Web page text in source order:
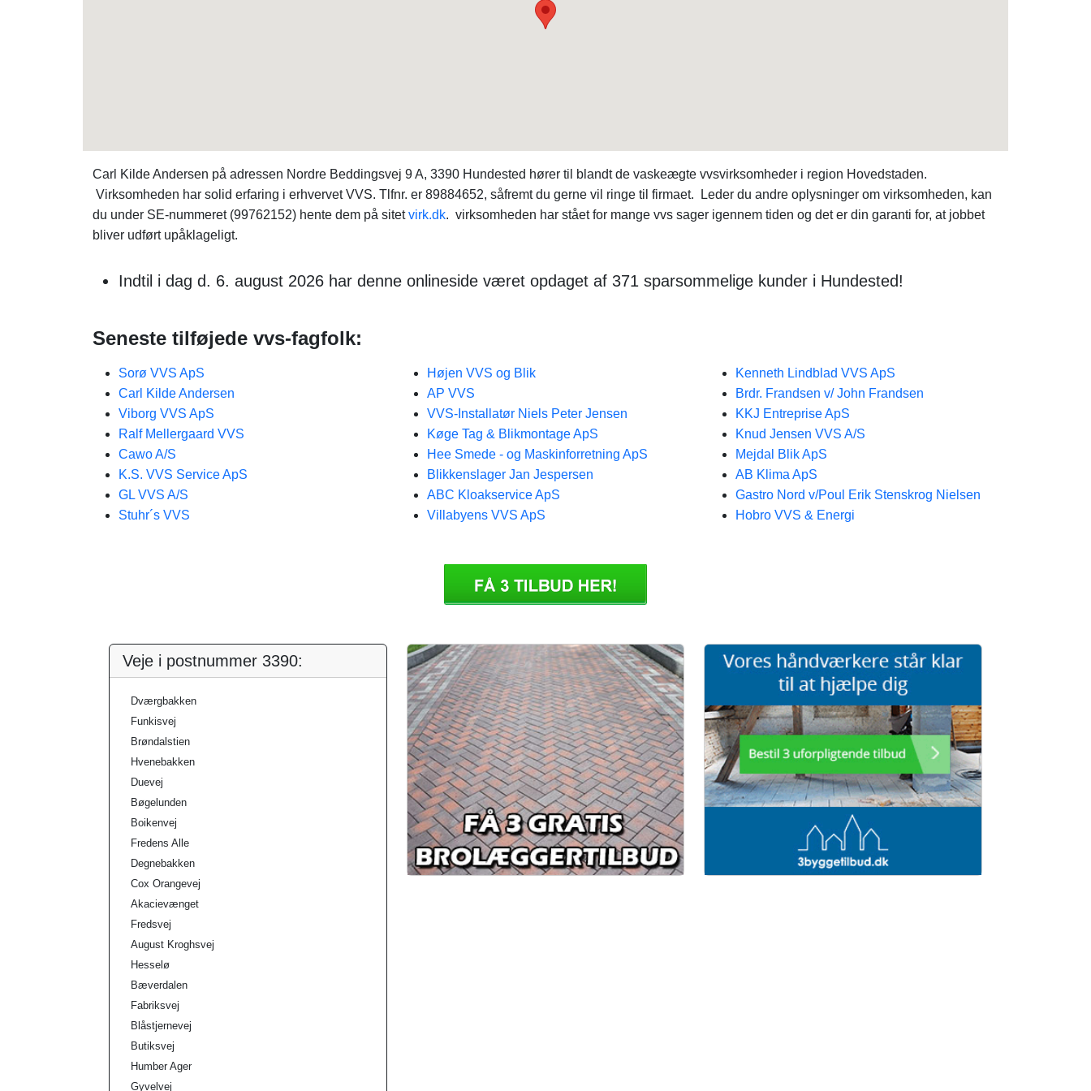
Carl Kilde Andersen på adressen Nordre Beddingsvej 9 A, 3390 Hundested hører til blandt de vaskeægte vvsvirksomheder i region Hovedstaden.
Virksomheden har solid erfaring i erhvervet VVS. Tlfnr. er 89884652, såfremt du gerne vil ringe til firmaet. Leder du andre oplysninger om virksomheden, kan
du under SE-nummeret (99762152) hente dem på sitetvirk.dk. virksomheden har stået for mange vvs sager igennem tiden og det er din garanti for, at jobbet
bliver udført upåklageligt.
Indtil i dag d. 6. august 2026 har denne onlineside været opdaget af 371 sparsommelige kunder i Hundested!
Seneste tilføjede vvs-fagfolk:
Sorø VVS ApS
Carl Kilde Andersen
Viborg VVS ApS
Ralf Mellergaard VVS
Cawo A/S
K.S. VVS Service ApS
GL VVS A/S
Stuhr´s VVS
Højen VVS og Blik
AP VVS
VVS-Installatør Niels Peter Jensen
Køge Tag & Blikmontage ApS
Hee Smede - og Maskinforretning ApS
Blikkenslager Jan Jespersen
ABC Kloakservice ApS
Villabyens VVS ApS
Kenneth Lindblad VVS ApS
Brdr. Frandsen v/ John Frandsen
KKJ Entreprise ApS
Knud Jensen VVS A/S
Mejdal Blik ApS
AB Klima ApS
Gastro Nord v/Poul Erik Stenskrog Nielsen
Hobro VVS & Energi
Veje i postnummer 3390:
Dværgbakken
Funkisvej
Brøndalstien
Hvenebakken
Duevej
Bøgelunden
Boikenvej
Fredens Alle
Degnebakken
Cox Orangevej
Akacievænget
Fredsvej
August Kroghsvej
Hesselø
Bæverdalen
Fabriksvej
Blåstjernevej
Butiksvej
Humber Ager
Gyvelvej